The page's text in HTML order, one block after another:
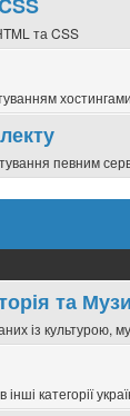
та CSS
певним
та
із культурою,
категорії